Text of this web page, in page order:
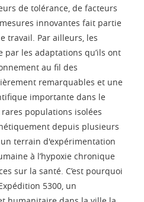
de tolérance, de facteurs
innovantes fait partie
travail. Par ailleurs, les
les adaptations qu’ils ont
au fil des
remarquables et une
importante dans le
populations isolées
depuis plusieurs
terrain d'expérimentation
à l’hypoxie chronique
sur la santé. C’est pourquoi
5300, un